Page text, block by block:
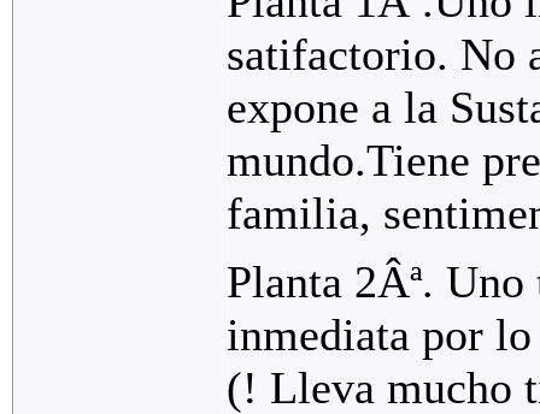
satifactorio. No
expone a la
mundo.Tiene
familia,
Planta 2Âª.
inmediata por lo
(! Lleva mucho